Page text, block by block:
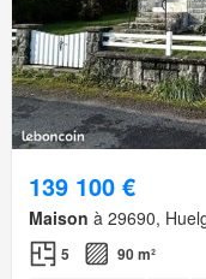
139 100 €
Maison à 29690,
5 90 m²